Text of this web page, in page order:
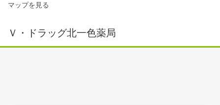
マップを見る
Ｖ・ドラッグ北一色薬局